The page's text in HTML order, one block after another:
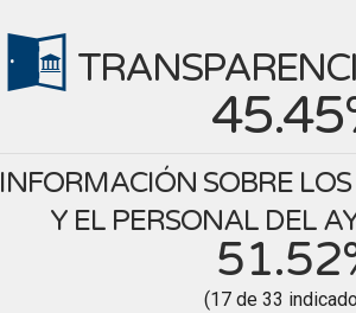
INFORMACIÓN SOBRE
Y EL PERSONAL DEL
(17 de 33